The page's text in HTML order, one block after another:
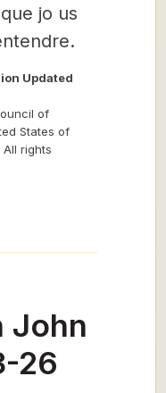
jo us
Updated
of
States of
All rights
John
26